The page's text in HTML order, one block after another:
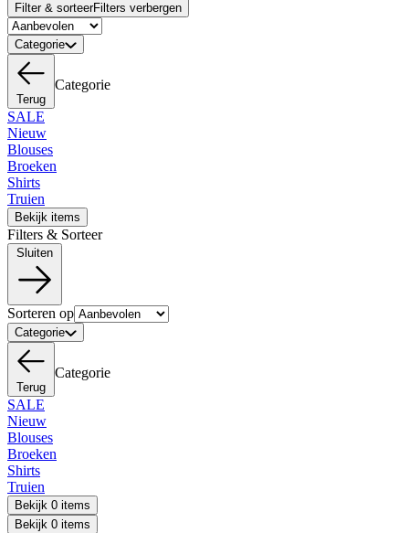
Filter & sorteerFilters verbergen
Categorie
Terug
Categorie
SALE
Nieuw
Blouses
Broeken
Shirts
Truien
Bekijk items
Filters & Sorteer
Sorteren op
Categorie
Terug
Categorie
SALE
Nieuw
Blouses
Broeken
Shirts
Truien
Bekijk 0 items
Bekijk 0 items